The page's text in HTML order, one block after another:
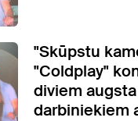
"Skūpstu
"Coldplay"
diviem
darbiniekiem